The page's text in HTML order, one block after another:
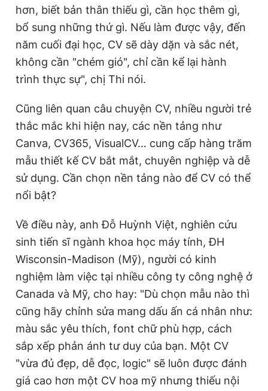
hơn, biết bản thân thiếu gì, cần học thêm gì,
bổ sung những thứ gì. Nếu làm được vậy, đến
năm cuối đại học, CV sẽ dày dặn và sắc nét,
không cần "chém gió", chỉ cần kể lại hành
trình thực sự", chị Thi nói.
Cũng liên quan câu chuyện CV, nhiều người trẻ
thắc mắc khi hiện nay, các nền tảng như
Canva, CV365, VisualCV… cung cấp hàng trăm
mẫu thiết kế CV bắt mắt, chuyên nghiệp và dễ
sử dụng. Cần chọn nền tảng nào để CV có thể
nổi bật?
Về điều này, anh Đỗ Huỳnh Việt, nghiên cứu
sinh tiến sĩ ngành khoa học máy tính, ĐH
Wisconsin-Madison (Mỹ), người có kinh
nghiệm làm việc tại nhiều công ty công nghệ ở
Canada và Mỹ, cho hay: "Dù chọn mẫu nào thì
cũng hãy chỉnh sửa mang dấu ấn cá nhân như:
màu sắc yêu thích, font chữ phù hợp, cách
sắp xếp phản ánh tư duy của bạn. Một CV
"vừa đủ đẹp, dễ đọc, logic" sẽ luôn được đánh
giá cao hơn một CV hoa mỹ nhưng thiếu nội